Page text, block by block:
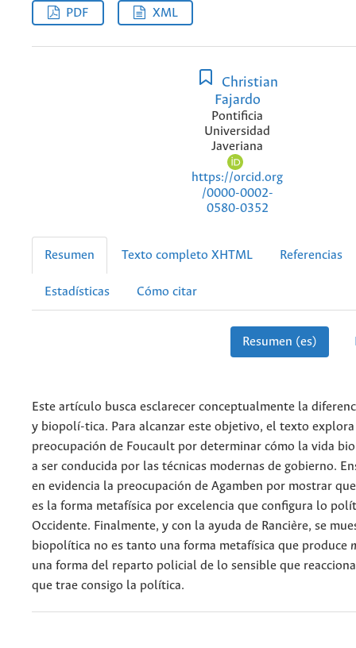
PDF XML
Christian
Fajardo
Pontificia
Universidad
Javeriana
https://orcid.org
/0000-0002-
0580-0352
Resumen Texto completo XHTML Referencias
Estadísticas Cómo citar
Resumen (es)
Este artículo busca esclarecer conceptualmente la
y biopolí-tica. Para alcanzar este objetivo, el texto
preocupación de Foucault por determinar cómo la vida
a ser conducida por las técnicas modernas de gobierno.
en evidencia la preocupación de Agamben por mostrar
es la forma metafísica por excelencia que configura lo
Occidente. Finalmente, y con la ayuda de Rancière, se
biopolítica no es tanto una forma metafísica que produce
una forma del reparto policial de lo sensible que
que trae consigo la política.